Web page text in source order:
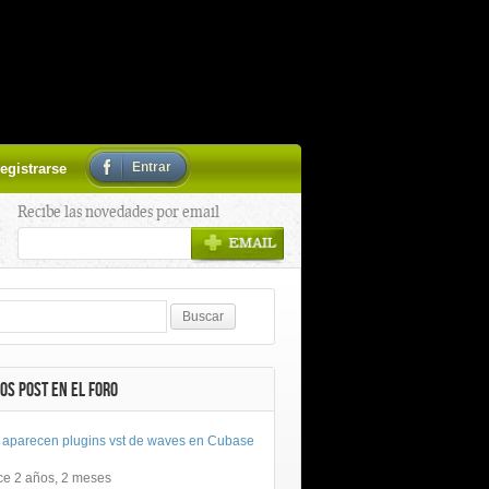
Entrar
Recibe las novedades por email
POST EN EL FORO
aparecen plugins vst de waves en Cubase
2 años, 2 meses